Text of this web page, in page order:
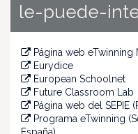
le-puede-
Página web eTwinning
Eurydice
European Schoolnet
Future Classroom Lab
Página web del SEPIE
Programa eTwinning